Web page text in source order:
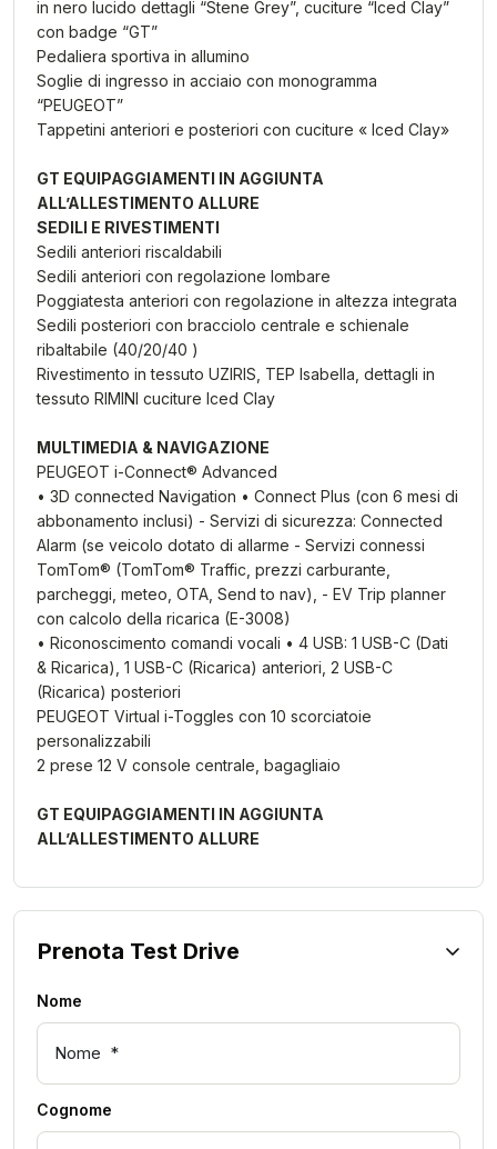
in nero lucido dettagli “Stene Grey”, cuciture “Iced Clay”
con badge “GT”
Pedaliera sportiva in allumino
Soglie di ingresso in acciaio con monogramma
“PEUGEOT”
Tappetini anteriori e posteriori con cuciture « Iced Clay»
GT EQUIPAGGIAMENTI IN AGGIUNTA
ALL’ALLESTIMENTO ALLURE
SEDILI E RIVESTIMENTI
Sedili anteriori riscaldabili
Sedili anteriori con regolazione lombare
Poggiatesta anteriori con regolazione in altezza integrata
Sedili posteriori con bracciolo centrale e schienale
ribaltabile (40/20/40 )
Rivestimento in tessuto UZIRIS, TEP Isabella, dettagli in
tessuto RIMINI cuciture Iced Clay
MULTIMEDIA & NAVIGAZIONE
PEUGEOT i-Connect® Advanced
• 3D connected Navigation • Connect Plus (con 6 mesi di
abbonamento inclusi) - Servizi di sicurezza: Connected
Alarm (se veicolo dotato di allarme - Servizi connessi
TomTom® (TomTom® Traffic, prezzi carburante,
parcheggi, meteo, OTA, Send to nav), - EV Trip planner
con calcolo della ricarica (E-3008)
• Riconoscimento comandi vocali • 4 USB: 1 USB-C (Dati
& Ricarica), 1 USB-C (Ricarica) anteriori, 2 USB-C
(Ricarica) posteriori
PEUGEOT Virtual i-Toggles con 10 scorciatoie
personalizzabili
2 prese 12 V console centrale, bagagliaio
GT EQUIPAGGIAMENTI IN AGGIUNTA
ALL’ALLESTIMENTO ALLURE
Prenota Test Drive
Nome
Cognome